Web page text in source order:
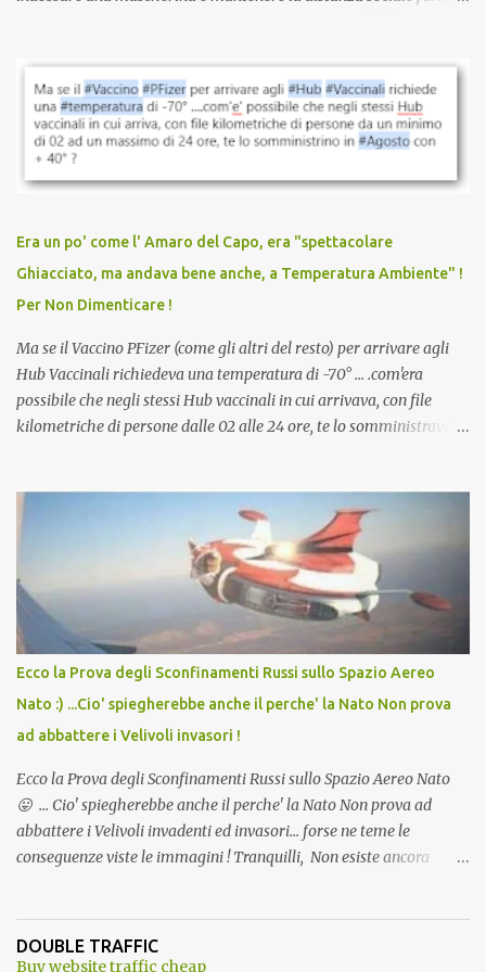
vaccinazione. Non avevamo mai sentito parlare di ricompense,
sconti, incentivi per vaccinarsi. Non avevamo mai visto
discriminazioni per coloro che non l’hanno fatto. Se non sei stato
vaccinato, nessuno aveva prima cercato di farti sentire una
persona cattiva. Non avevamo mai visto un vaccino che minacci le
vaccino usato per minacciare i mezzi di sussistenza, il lavoro o la
scuola. Non avevamo mai visto un vaccino che permettesse a un
dodicenne di ignorare il consenso dei genitori. Dopo tutti i vaccini
che abbiamo elencato sopra...
Era un po' come l' Amaro del Capo, era "spettacolare
Ghiacciato, ma andava bene anche, a Temperatura Ambiente" !
Per Non Dimenticare !
Ma se il Vaccino PFizer (come gli altri del resto) per arrivare agli
Hub Vaccinali richiedeva una temperatura di -70° ... .com'era
possibile che negli stessi Hub vaccinali in cui arrivava, con file
kilometriche di persone dalle 02 alle 24 ore, te lo somministravano
Vaccino come: l' Amaro del Capo, era "spettacolare Ghiacciato, ma
andava bene anche, a Temperatura Ambiente"! Riproponiamo
l'articolo per NON Dimenticare!
Ecco la Prova degli Sconfinamenti Russi sullo Spazio Aereo
Nato :) ...Cio' spiegherebbe anche il perche' la Nato Non prova
ad abbattere i Velivoli invasori !
Ecco la Prova degli Sconfinamenti Russi sullo Spazio Aereo Nato
😛 ... Cio' spiegherebbe anche il perche' la Nato Non prova ad
abbattere i Velivoli invadenti ed invasori... forse ne teme le
conseguenze viste le immagini ! Tranquilli, Non esiste ancora
ancora una fantasia Nato o forse una "False Flag", per provocare
una guerra mondiale che difficilmente da menti sane, potrebbe
DOUBLE TRAFFIC
Buy website traffic cheap